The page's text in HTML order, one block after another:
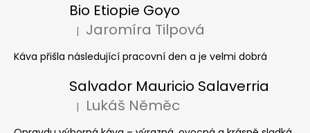
Bio Etiopie Goyo
Hodnocení produktu je 5 z 5 hvězdiček.
| Jaromíra Tilpová
Káva přišla následující pracovní den a je velmi dobrá
Salvador Mauricio Salaverria
Hodnocení produktu je 5 z 5 hvězdiček.
| Lukáš Něměc